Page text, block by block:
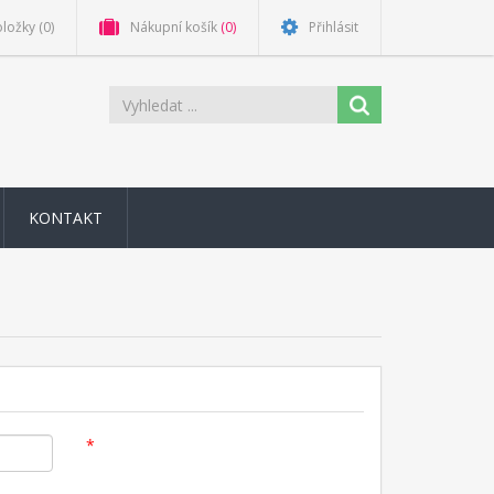
(0) Nákupní košík (0) Přihlásit
KONTAKT
*